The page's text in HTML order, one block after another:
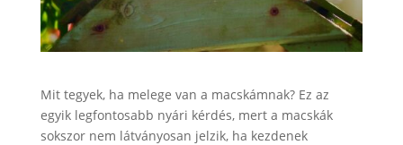
Mit tegyek, ha melege van a macskámnak? Ez az
egyik legfontosabb nyári kérdés, mert a macskák
sokszor nem látványosan jelzik, ha kezdenek